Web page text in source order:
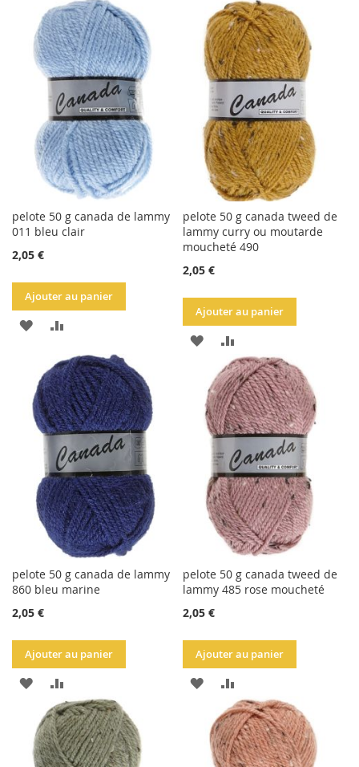
LA
LISTE
D'ACHATS
AU
COMPARATEUR
LA
LISTE
D'ACHATS
AU
COMPARATEUR
pelote 50 g canada de lammy
011 bleu clair
2,05 €
Ajouter au panier
AJOUTER
LA
LISTE
D'ACHATS
AU
COMPARATEUR
pelote 50 g canada tweed de
lammy curry ou moutarde
moucheté 490
2,05 €
Ajouter au panier
AJOUTER
LA
LISTE
D'ACHATS
AU
COMPARATEUR
pelote 50 g canada de lammy
860 bleu marine
2,05 €
Ajouter au panier
AJOUTER
LA
AU
COMPARATEUR
pelote 50 g canada tweed de
lammy 485 rose moucheté
2,05 €
Ajouter au panier
AJOUTER
LA
AU
COMPARATEUR